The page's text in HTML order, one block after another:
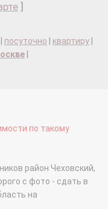
посуточно квартиру
по такому
район Чеховский,
с фото - сдать в
на